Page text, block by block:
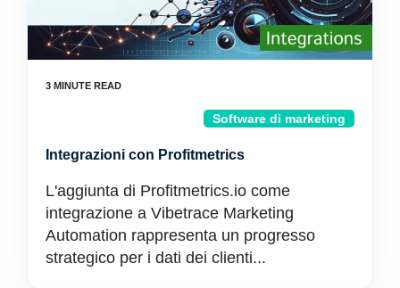
Software di marketing
Integrazioni con Profitmetrics
L'aggiunta di Profitmetrics.io come
integrazione a Vibetrace Marketing
Automation rappresenta un progresso
strategico per i dati dei clienti...